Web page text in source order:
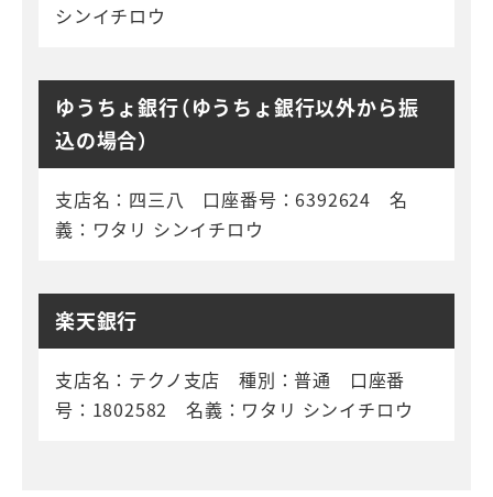
シンイチロウ
ゆうちょ銀行（ゆうちょ銀行以外から振
込の場合）
支店名：四三八 口座番号：6392624 名
義：ワタリ シンイチロウ
楽天銀行
支店名：テクノ支店 種別：普通 口座番
号：1802582 名義：ワタリ シンイチロウ